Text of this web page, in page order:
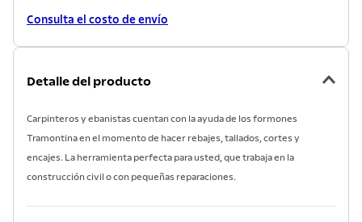
Consulta el costo de envío
Detalle del producto
Carpinteros y ebanistas cuentan con la ayuda de los formones
Tramontina en el momento de hacer rebajes, tallados, cortes y
encajes. La herramienta perfecta para usted, que trabaja en la
construcción civil o con pequeñas reparaciones.
5
juego ollas
9.
cuchillo
10. grano